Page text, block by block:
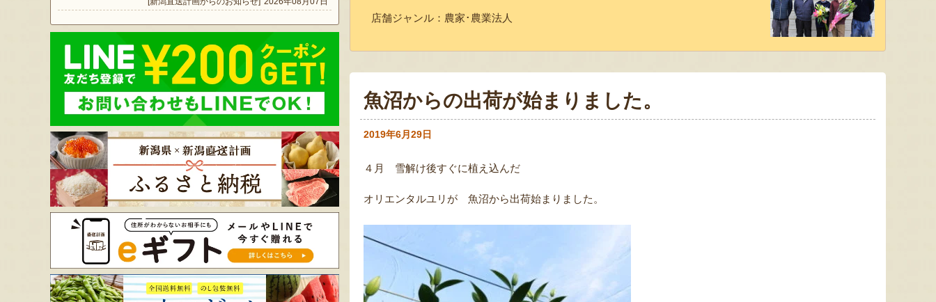
店舗ジャンル： 農家･農業法人
魚沼からの出荷が始まりました。
2019年6月29日
４月 雪解け後すぐに植え込んだ
オリエンタルユリが 魚沼から出荷始まりました。